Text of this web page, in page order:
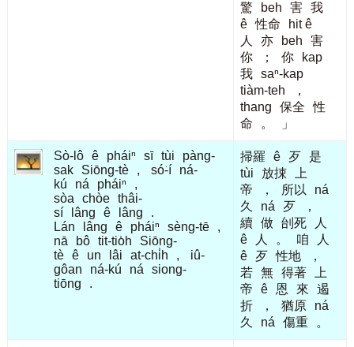
驚
beh 害 我
ê 性命
hit ê
人
亦 beh
害
你
； 你
kap
我 saⁿ-kap
tiàm-teh
，
thang
保全
性
命
。 」
Sò-lô ê pháiⁿ sī tùi
pàng-
sak
Siōng-tè , só͘-í
ná-
kú
ná pháiⁿ
,
sòa
chòe thâi-
sí
lâng ê lâng
.
Lán
lâng ê pháiⁿ sèng-tē
,
nā
bô tit-tio̍h
Siōng-
tè ê un lâi at-chi̍h ,
iû-
gôan
ná-kú ná
siong-
tiōng
.
掃羅 ê 歹
是
tùi
放捒
上
帝
， 所以
ná
久
ná 歹
，
續 做 刣死
人
ê
人 。 咱
人
ê
歹 性地
，
若 無 得著
上
帝
ê 恩 來
遏
折
， 猶原
ná
久
ná 傷重 。